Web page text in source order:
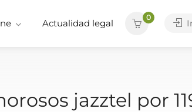
Actualidad legal
0
jazztel por